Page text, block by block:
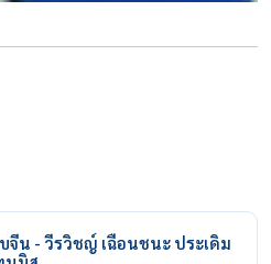
น - วีรวิชญ์ เฉือนชนะ ประเดิม